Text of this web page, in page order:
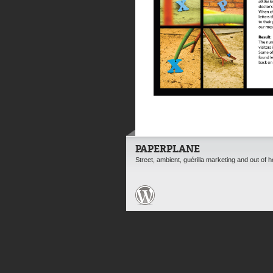
PAPERPLANE
Street, ambient, guérilla marketing and out of